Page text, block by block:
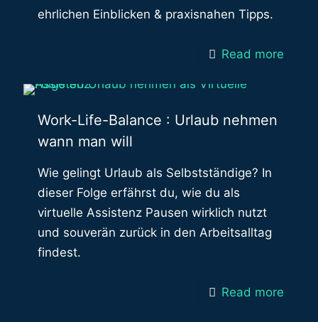
ehrlichen Einblicken & praxisnahen Tipps.
Read more
Work-Life-Balance : Urlaub nehmen
wann man will
Wie gelingt Urlaub als Selbstständige? In
dieser Folge erfährst du, wie du als
virtuelle Assistenz Pausen wirklich nutzt
und souverän zurück in den Arbeitsalltag
findest.
Read more